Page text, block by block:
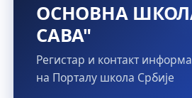
ОСНОВНА
САВА"
Регистар и контакт
на Порталу школа Србије